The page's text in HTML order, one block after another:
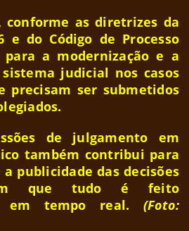
conforme as diretrizes da
e do Código de Processo
a modernização e a
judicial nos casos
precisam ser submetidos
de julgamento em
também contribui para
publicidade das decisões
que tudo é feito
em tempo real. (Foto: